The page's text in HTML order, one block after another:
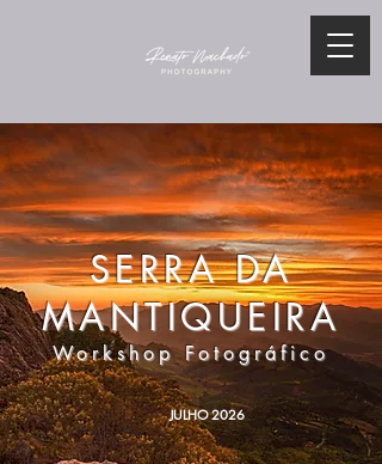
SERRA DA
MANTIQUEIRA
Workshop Fotográfico
JULHO 2026